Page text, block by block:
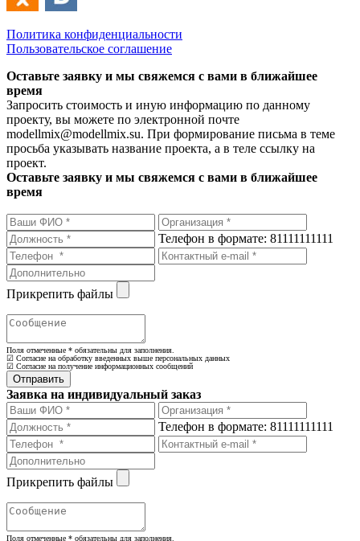
Политика конфиденциальности
Пользовательское соглашение
Оставьте заявку и мы свяжемся с вами в ближайшее
время
Запросить стоимость и иную информацию по данному
проекту, вы можете по электронной почте
modellmix@modellmix.su. При формирование письма в теме
просьба указывать название проекта, а в теле ссылку на
проект.
Оставьте заявку и мы свяжемся с вами в ближайшее
время
Телефон в формате: 81111111111
Прикрепить файлы
Поля отмеченные * обязательны для заполнения.
☑ Согласие на обработку введенных выше персональных данных
☑ Согласие на получение информационных сообщений
Заявка на индивидуальный заказ
Телефон в формате: 81111111111
Прикрепить файлы
Поля отмеченные * обязательны для заполнения.